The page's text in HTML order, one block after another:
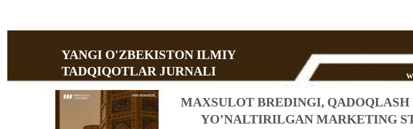
YANGI O'ZBEKISTON ILMIY
TADQIQOTLAR JURNALI
MAXSULOT BREDINGI,
YO’NALTIRILGAN MARKETING